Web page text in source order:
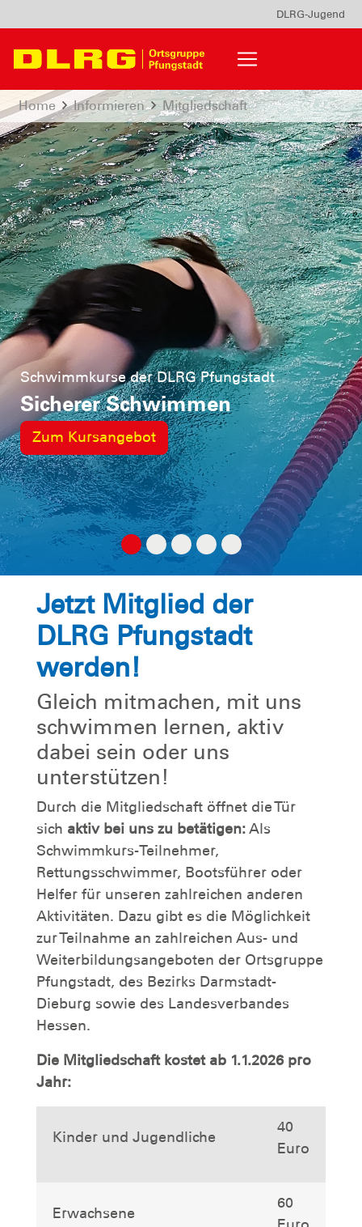
DLRG-Jugend
Home Informieren Mitgliedschaft
Schwimmkurse der DLRG Pfungstadt
Sicherer Schwimmen
Zum Kursangebot
Jetzt Mitglied der
DLRG Pfungstadt
werden!
Gleich mitmachen, mit uns
schwimmen lernen, aktiv
dabei sein oder uns
unterstützen!
Durch die Mitgliedschaft öffnet die Tür
sich aktiv bei uns zu betätigen:Als
Schwimmkurs-Teilnehmer,
Rettungsschwimmer, Bootsführer oder
Helfer für unseren zahlreichen anderen
Aktivitäten. Dazu gibt es die Möglichkeit
zur Teilnahme an zahlreichen Aus- und
Weiterbildungsangeboten der Ortsgruppe
Pfungstadt, des Bezirks Darmstadt-
Dieburg sowie des Landesverbandes
Hessen.
Die Mitgliedschaft kostet ab 1.1.2026 pro
Jahr:
Kinder und Jugendliche
40
Euro
Erwachsene
60